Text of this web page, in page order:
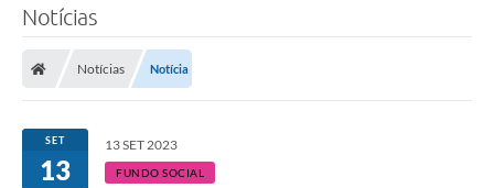
Notícias
Notícias Notícia
SET
13
13 SET 2023
FUNDO SOCIAL